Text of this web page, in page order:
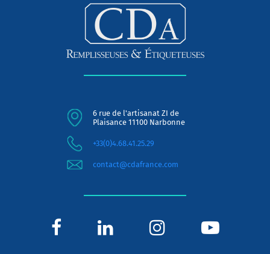
6 rue de l'artisanat ZI de
Plaisance 11100 Narbonne
+33(0)4.68.41.25.29
contact@cdafrance.com